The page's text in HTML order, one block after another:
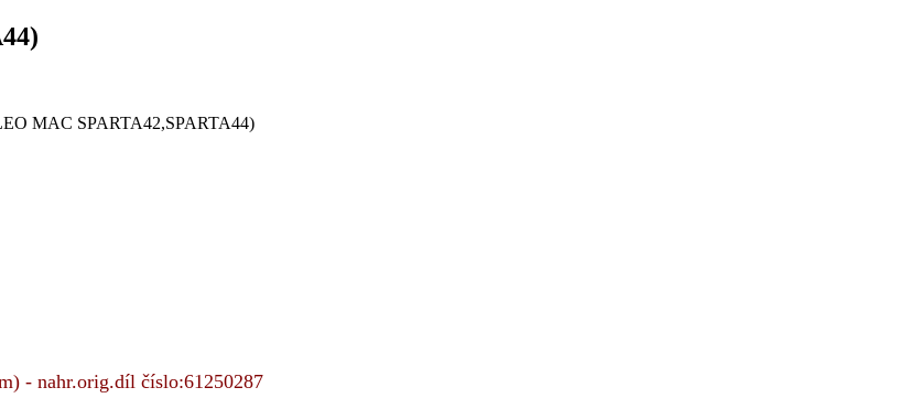
- nahr.orig.díl číslo:61250287